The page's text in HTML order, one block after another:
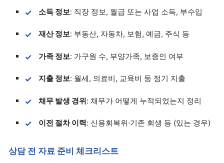
소득 정보: 직장 정보, 월급 또는 사업 소득, 부수입
재산 정보: 부동산, 자동차, 보험, 예금, 주식 등
가족 정보: 가구원 수, 부양가족, 보증인 여부
지출 정보: 월세, 의료비, 교육비 등 정기 지출
채무 발생 경위: 채무가 어떻게 누적되었는지 정리
이전 절차 이력: 신용회복위·기존 회생 등 (있는 경우)
상담 전 자료 준비 체크리스트